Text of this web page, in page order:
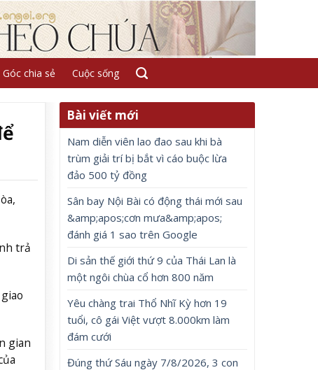
Góc chia sẻ Cuộc sống
trả
gian
Bài viết mới
Nam diễn viên lao đao sau khi bà
trùm giải trí bị bắt vì cáo buộc lừa
đảo 500 tỷ đồng
Sân bay Nội Bài có động thái mới sau
&amp;apos;cơn mưa&amp;apos;
đánh giá 1 sao trên Google
Di sản thế giới thứ 9 của Thái Lan là
một ngôi chùa cổ hơn 800 năm
Yêu chàng trai Thổ Nhĩ Kỳ hơn 19
tuổi, cô gái Việt vượt 8.000km làm
đám cưới
Đúng thứ Sáu ngày 7/8/2026, 3 con